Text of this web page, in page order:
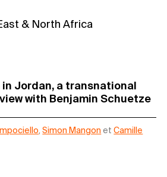
& North Africa
Jordan, a transnational
with Benjamin Schuetze
,Simon Mangon etCamille